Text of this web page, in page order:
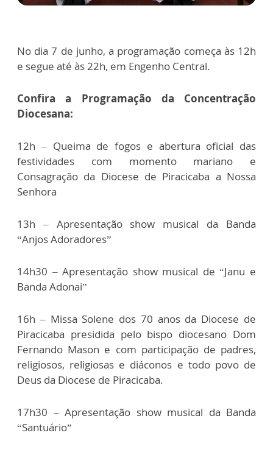
No dia 7 de junho, a programação começa às 12h
e segue até às 22h, em Engenho Central.
Confira a Programação da Concentração
Diocesana:
12h – Queima de fogos e abertura oficial das
festividades com momento mariano e
Consagração da Diocese de Piracicaba a Nossa
Senhora
13h – Apresentação show musical da Banda
“Anjos Adoradores”
14h30 – Apresentação show musical de “Janu e
Banda Adonai”
16h – Missa Solene dos 70 anos da Diocese de
Piracicaba presidida pelo bispo diocesano Dom
Fernando Mason e com participação de padres,
religiosos, religiosas e diáconos e todo povo de
Deus da Diocese de Piracicaba.
17h30 – Apresentação show musical da Banda
“Santuário”